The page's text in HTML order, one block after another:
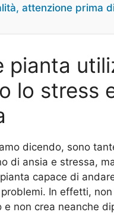
attenzione prima
pianta
lo stress
dicendo, sono
di ansia e stressa,
capace di
In effetti,
e non crea neanche